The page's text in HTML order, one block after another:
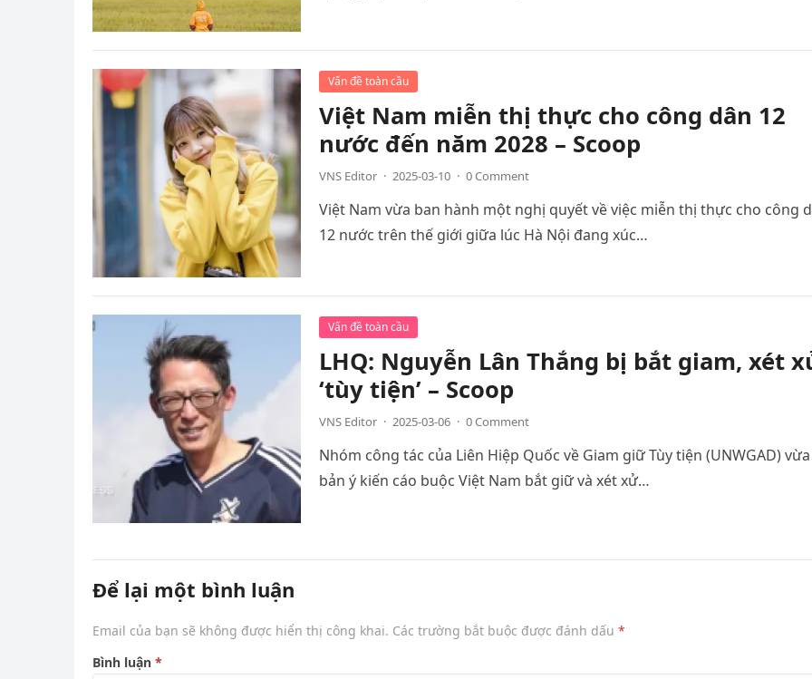
Vấn đề toàn cầu
Việt Nam miễn thị thực cho công dân 12
nước đến năm 2028 – Scoop
VNS Editor · 2025-03-10 · 0 Comment
Việt Nam vừa ban hành một nghị quyết về việc miễn thị thực cho công
12 nước trên thế giới giữa lúc Hà Nội đang xúc…
Vấn đề toàn cầu
LHQ: Nguyễn Lân Thắng bị bắt giam, xét
‘tùy tiện’ – Scoop
VNS Editor · 2025-03-06 · 0 Comment
Nhóm công tác của Liên Hiệp Quốc về Giam giữ Tùy tiện (UNWGAD)
bản ý kiến cáo buộc Việt Nam bắt giữ và xét xử…
Để lại một bình luận
Email của bạn sẽ không được hiển thị công khai. Các trường bắt buộc được đánh dấu *
Bình luận *